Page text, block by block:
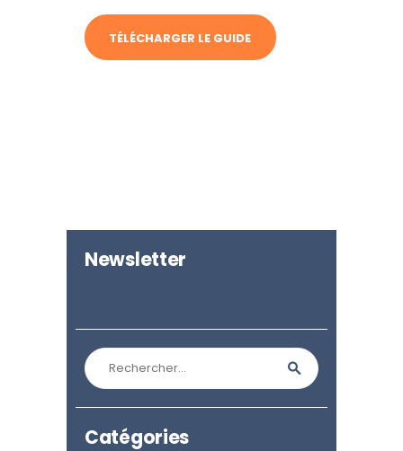
TÉLÉCHARGER LE GUIDE
Newsletter
Rechercher :
Catégories